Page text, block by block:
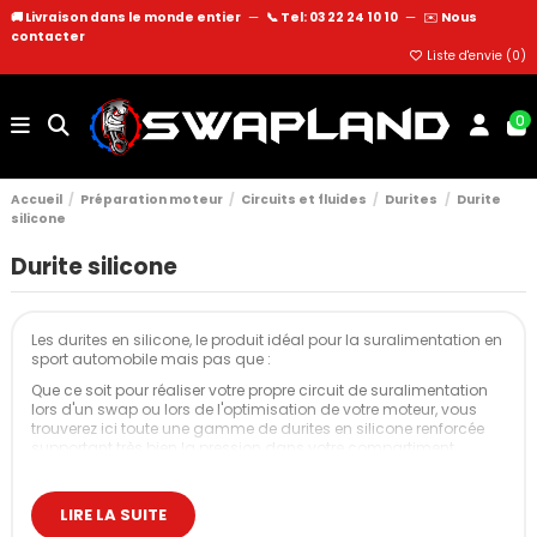
🚚 Livraison dans le monde entier — 📞 Tel: 03 22 24 10 10 — ✉️ Nous
contacter
Liste d'envie (0)
0
Accueil Préparation moteur Circuits et fluides Durites
Durite
silicone
Durite silicone
Les durites en silicone, le produit idéal pour la suralimentation en
sport automobile mais pas que :
Que ce soit pour réaliser votre propre circuit de suralimentation
lors d'un swap ou lors de l'optimisation de votre moteur, vous
trouverez ici toute une gamme de durites en silicone renforcée
Applications principales :
LIRE LA SUITE